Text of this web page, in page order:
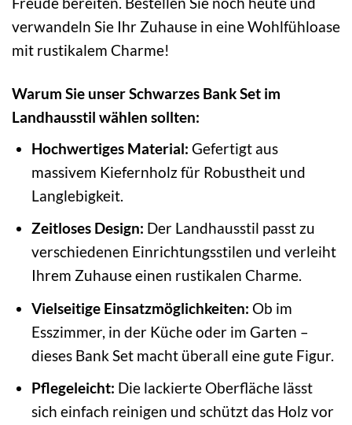
verwandeln Sie Ihr Zuhause in eine Wohlfühloase
mit rustikalem Charme!
Warum Sie unser Schwarzes Bank Set im
Landhausstil wählen sollten:
Hochwertiges Material: Gefertigt aus
massivem Kiefernholz für Robustheit und
Langlebigkeit.
Zeitloses Design: Der Landhausstil passt zu
verschiedenen Einrichtungsstilen und verleiht
Ihrem Zuhause einen rustikalen Charme.
Vielseitige Einsatzmöglichkeiten: Ob im
Esszimmer, in der Küche oder im Garten –
dieses Bank Set macht überall eine gute Figur.
Pflegeleicht: Die lackierte Oberfläche lässt
sich einfach reinigen und schützt das Holz vor